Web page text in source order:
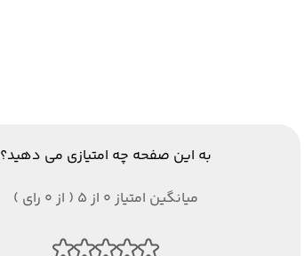
به این صفحه چه امتیازی می دهید؟
میانگین امتیاز 0 از 5 ( از 0 رای )